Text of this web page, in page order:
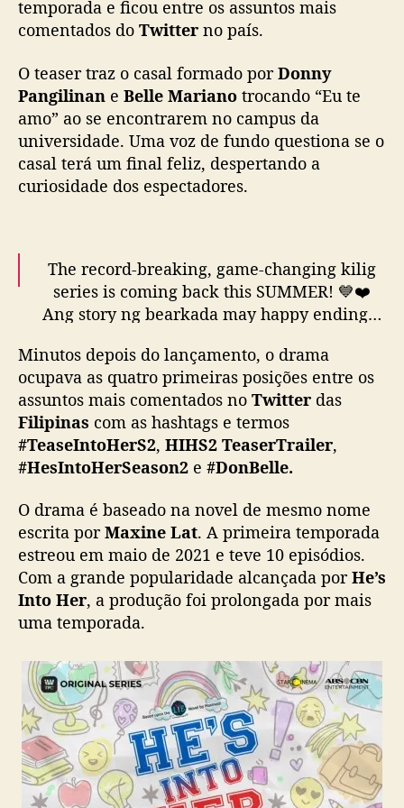
i
n
o
d
m
i
s
u
n
o
s
m
a
i
s
c
m
e
n
a
d
d
o
T
w
i
t
temporada e ficou entre os assuntos mais
comentados do Twitter no país.
O teaser traz o casal formado porDonny
Pangilinan e Belle Mariano trocando “Eu te
amo” ao se encontrarem no campus da
universidade. Uma voz de fundo questiona se o
casal terá um final feliz, despertando a
curiosidade dos espectadores.
The record-breaking, game-changing kilig
series is coming back this SUMMER! 💙❤️
Ang story ng bearkada may happy ending…
Catch the FULL TRAILER PREMIERE this
MARCH 19, 1PM! HOO-HAH!
#TeaseIntoHerS2@iwanttfc @ABSCBN
pic.twitter.com/927tHxaIev
2022
Minutos depois do lançamento, o drama
ocupava as quatro primeiras posições entre os
assuntos mais comentados no Twitter das
Filipinas com as hashtags e termos
#TeaseIntoHerS2, HIHS2 TeaserTrailer,
#HesIntoHerSeason2 e #DonBelle.
O drama é baseado na novel de mesmo nome
escrita porMaxine Lat. A primeira temporada
estreou em maio de 2021 e teve 10 episódios.
Com a grande popularidade alcançada porHe’s
Into Her, a produção foi prolongada por mais
uma temporada.